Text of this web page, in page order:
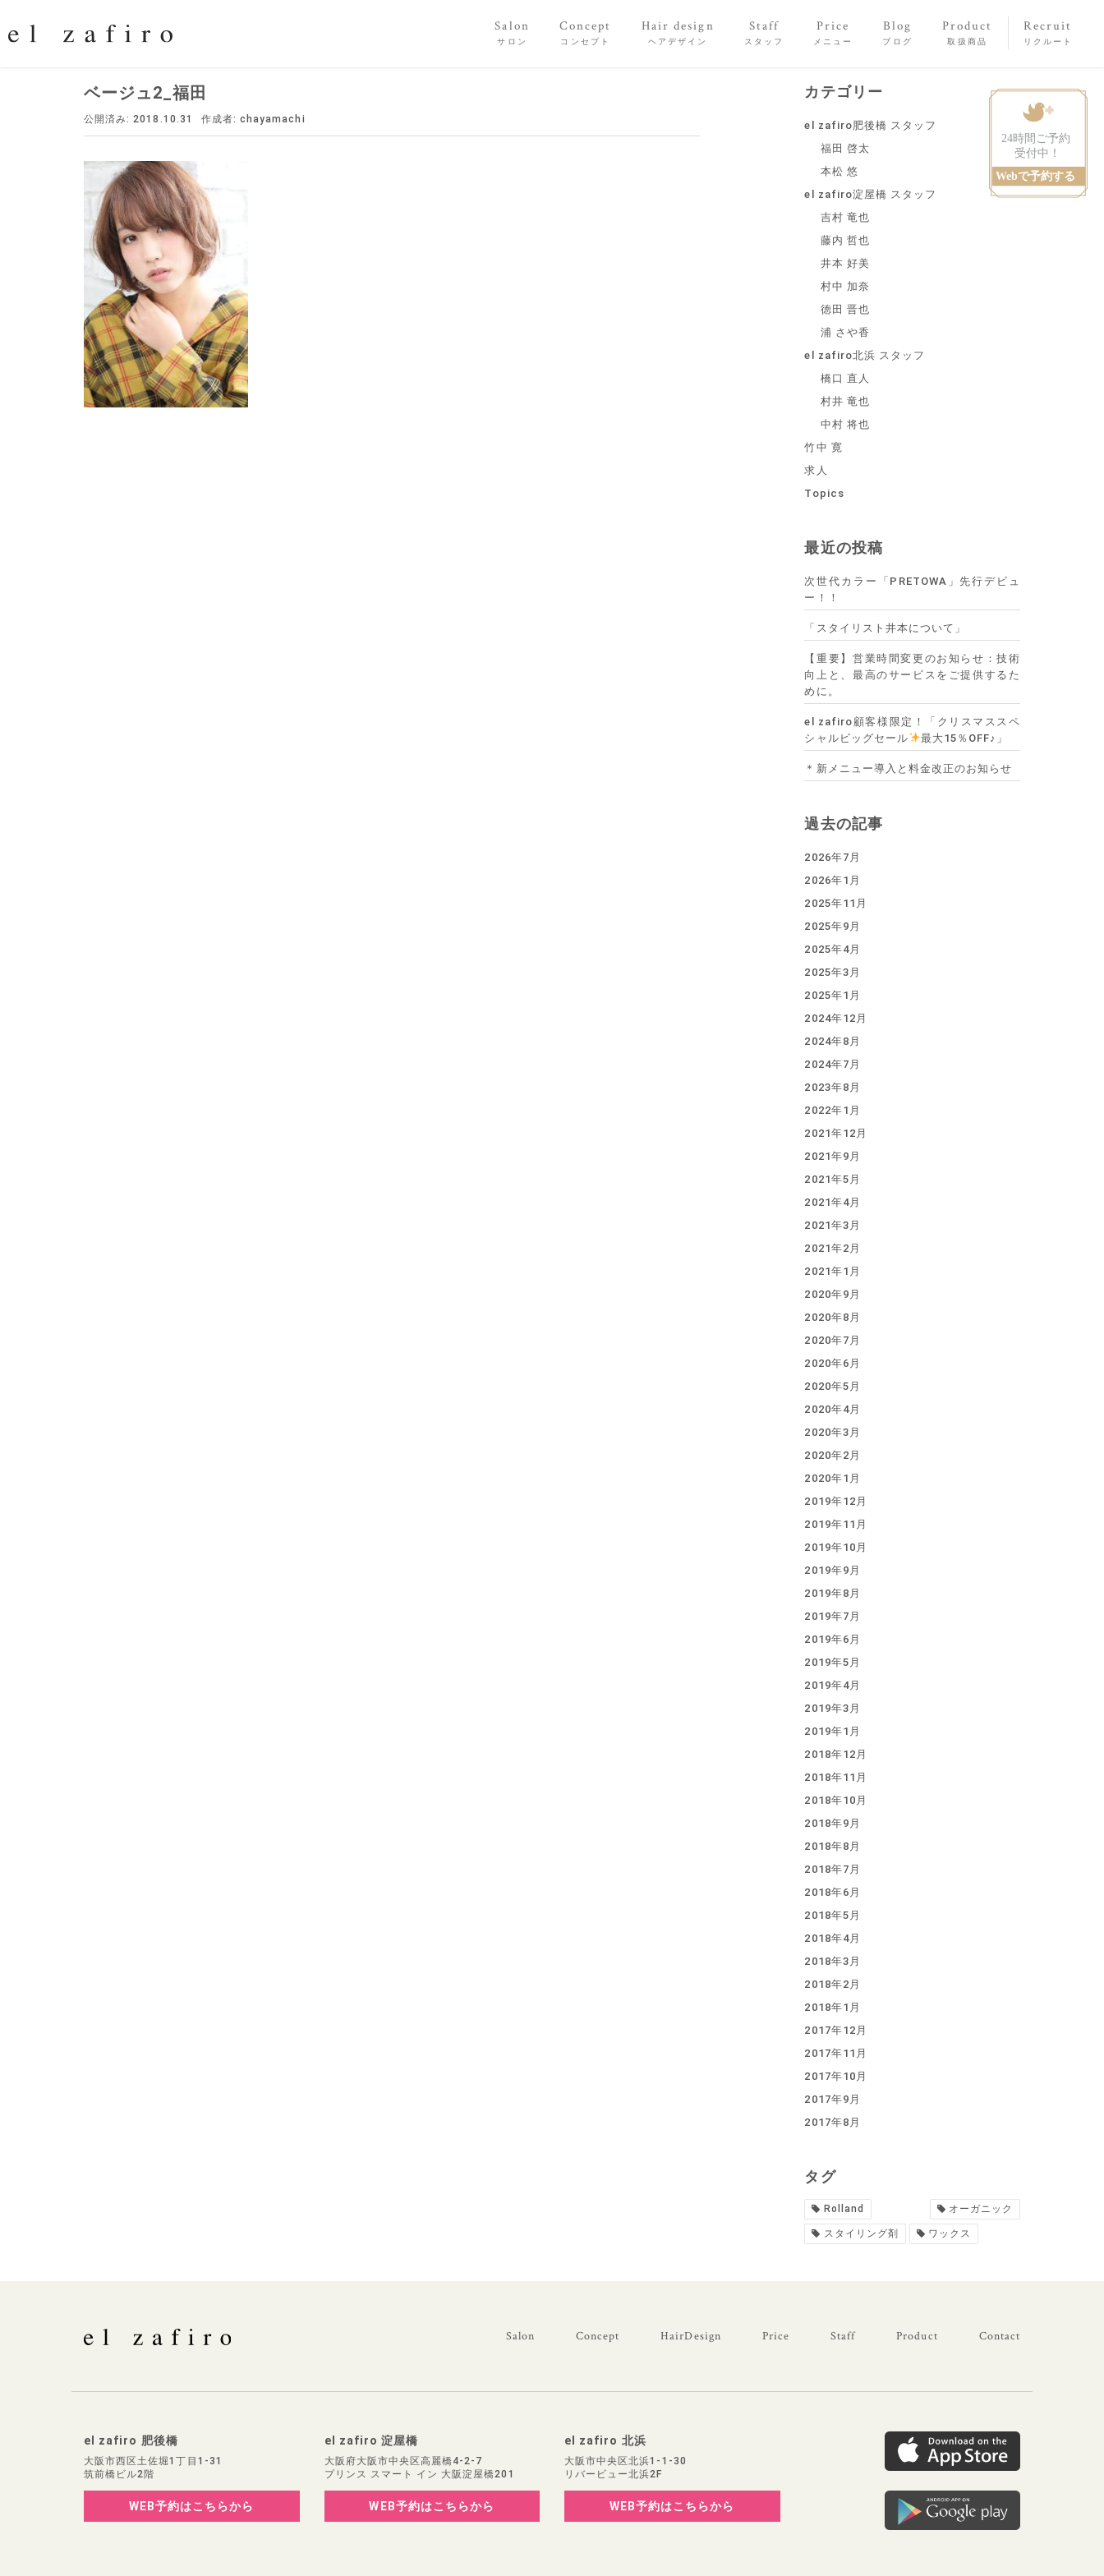
Salon
サロン
Concept
コンセプト
Hair design
ヘアデザイン
Staff
スタッフ
Price
メニュー
Blog
ブログ
Product
取扱商品
Recruit
リクルート
ベージュ2_福田
公開済み: 2018.10.31 作成者:chayamachi
カテゴリー
el zafiro肥後橋 スタッフ
福田 啓太
本松 悠
el zafiro淀屋橋 スタッフ
吉村 竜也
藤内 哲也
井本 好美
村中 加奈
徳田 晋也
浦 さや香
el zafiro北浜 スタッフ
橋口 直人
村井 竜也
中村 将也
竹中 寛
求人
Topics
最近の投稿
次世代カラー「PRETOWA」先行デビュ
ー！！
「スタイリスト井本について」
【重要】営業時間変更のお知らせ：技術
向上と、最高のサービスをご提供するた
めに。
el zafiro顧客様限定！「クリスマススペ
シャルビッグセール
最大15％OFF♪」
＊新メニュー導入と料金改正のお知らせ
過去の記事
2026年7月
2026年1月
2025年11月
2025年9月
2025年4月
2025年3月
2025年1月
2024年12月
2024年8月
2024年7月
2023年8月
2022年1月
2021年12月
2021年9月
2021年5月
2021年4月
2021年3月
2021年2月
2021年1月
2020年9月
2020年8月
2020年7月
2020年6月
2020年5月
2020年4月
2020年3月
2020年2月
2020年1月
2019年12月
2019年11月
2019年10月
2019年9月
2019年8月
2019年7月
2019年6月
2019年5月
2019年4月
2019年3月
2019年1月
2018年12月
2018年11月
2018年10月
2018年9月
2018年8月
2018年7月
2018年6月
2018年5月
2018年4月
2018年3月
2018年2月
2018年1月
2017年12月
2017年11月
2017年10月
2017年9月
2017年8月
タグ
Rolland オーガニック
スタイリング剤 ワックス
Salon Concept HairDesign Price Staff Product Contact
el zafiro 肥後橋
大阪市西区土佐堀1丁目1-31
筑前橋ビル2階
WEB予約はこちらから
el zafiro 淀屋橋
大阪府大阪市中央区高麗橋4-2-7
プリンス スマート イン 大阪淀屋橋201
WEB予約はこちらから
el zafiro 北浜
大阪市中央区北浜1-1-30
リバービュー北浜2F
WEB予約はこちらから